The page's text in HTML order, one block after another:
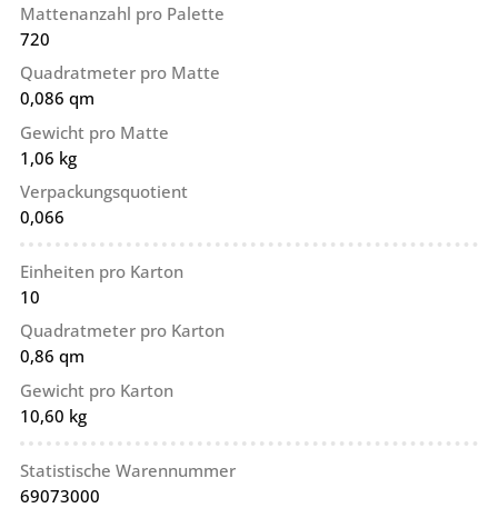
Mattenanzahl pro Palette
720
Quadratmeter pro Matte
0,086 qm
Gewicht pro Matte
1,06 kg
Verpackungsquotient
0,066
Einheiten pro Karton
10
Quadratmeter pro Karton
0,86 qm
Gewicht pro Karton
10,60 kg
Statistische Warennummer
69073000